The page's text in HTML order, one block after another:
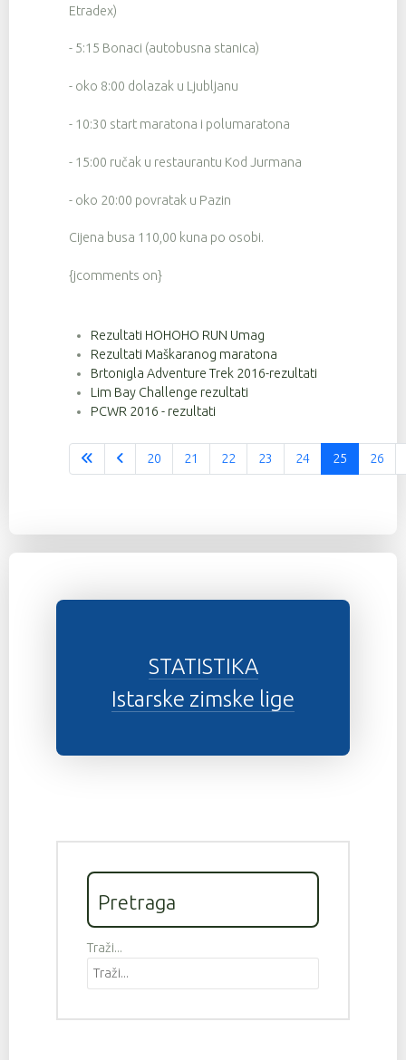
Etradex)
- 5:15 Bonaci (autobusna stanica)
- oko 8:00 dolazak u Ljubljanu
- 10:30 start maratona i polumaratona
- 15:00 ručak u restaurantu Kod Jurmana
- oko 20:00 povratak u Pazin
Cijena busa 110,00 kuna po osobi.
{jcomments on}
Rezultati HOHOHO RUN Umag
Rezultati Maškaranog maratona
Brtonigla Adventure Trek 2016-rezultati
Lim Bay Challenge rezultati
PCWR 2016 - rezultati
Stranica 25 od 37
20 21 22 23 24 25 26
STATISTIKA
Istarske zimske lige
Pretraga
Traži...